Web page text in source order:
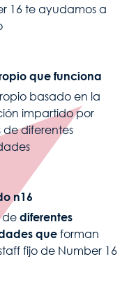
16 te ayudamos a
que funciona
basado en la
impartido por
de diferentes
n16
de diferentes
queforman
fijo de Number 16